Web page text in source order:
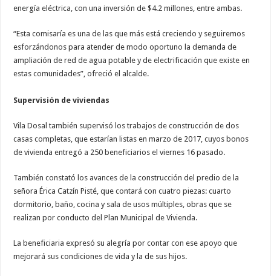
energía eléctrica, con una inversión de $4.2 millones, entre ambas.
“Esta comisaría es una de las que más está creciendo y seguiremos
esforzándonos para atender de modo oportuno la demanda de
ampliación de red de agua potable y de electrificación que existe en
estas comunidades”, ofreció el alcalde.
Supervisión de viviendas
Vila Dosal también supervisó los trabajos de construcción de dos
casas completas, que estarían listas en marzo de 2017, cuyos bonos
de vivienda entregó a 250 beneficiarios el viernes 16 pasado.
También constató los avances de la construcción del predio de la
señora Érica Catzín Pisté, que contará con cuatro piezas: cuarto
dormitorio, baño, cocina y sala de usos múltiples, obras que se
realizan por conducto del Plan Municipal de Vivienda.
La beneficiaria expresó su alegría por contar con ese apoyo que
mejorará sus condiciones de vida y la de sus hijos.